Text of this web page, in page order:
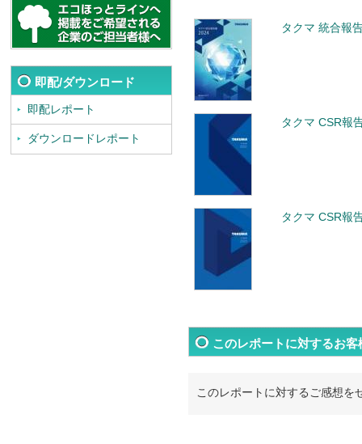
即配/ダウンロード
即配レポート
ダウンロードレポート
タクマ 統合報
タクマ CSR報
タクマ CSR報
このレポートに対するお客
このレポートに対するご感想を